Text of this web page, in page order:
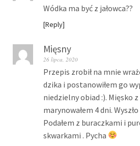
Wódka ma być z jałowca??
Reply
Mięsny
26 lipca, 2020
Przepis zrobił na mnie
dzika i postanowiłem go
niedzielny obiad :). Mięsko
marynowałem 4 dni.
Podałem z buraczkami i
skwarkami . Pycha